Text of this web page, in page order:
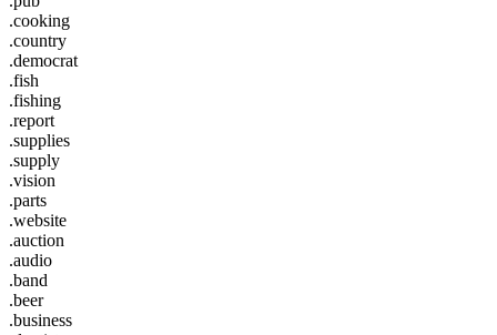
.cooking
.country
.democrat
.fish
.fishing
.report
.supplies
.supply
.vision
.parts
.website
.auction
.audio
.band
.beer
.business